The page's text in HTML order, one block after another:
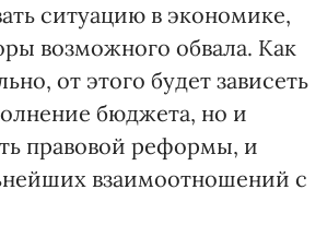
ситуацию в экономике,
возможного обвала. Как
от этого будет зависеть
бюджета, но и
правовой реформы, и
взаимоотношений с